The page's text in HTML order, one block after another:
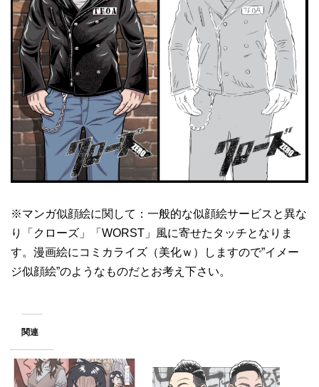
※マンガ似顔絵に関して：一般的な似顔絵サービスと異な
り「クローズ」「WORST」風に寄せたタッチとなりま
す。漫画絵にコミカライズ（美化ｗ）しますので”イメー
ジ似顔絵”のようなものだとお考え下さい。
関連